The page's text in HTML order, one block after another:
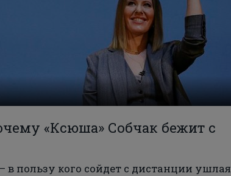
«Ксюша» Собчак бежит с
в пользу кого сойдет с дистанции ушлая